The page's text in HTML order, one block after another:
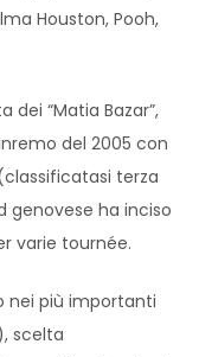
Houston, Pooh,
dei “Matia Bazar”,
del 2005 con
terza
genovese ha inciso
varie tournée.
nei più importanti
scelta